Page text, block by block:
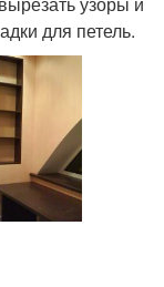
для петель.